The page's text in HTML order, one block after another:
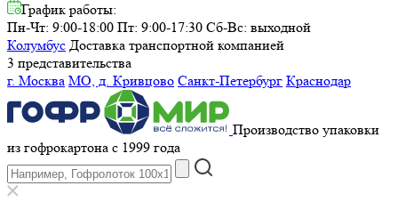
График работы:
Пн-Чт: 9:00-18:00 Пт: 9:00-17:30 Сб-Вс: выходной
Колумбус Доставка транспортной компанией
3 представительства
г. Москва МО, д. Кривцово Санкт-Петербург Краснодар
Производство упаковки
из гофрокартона с 1999 года